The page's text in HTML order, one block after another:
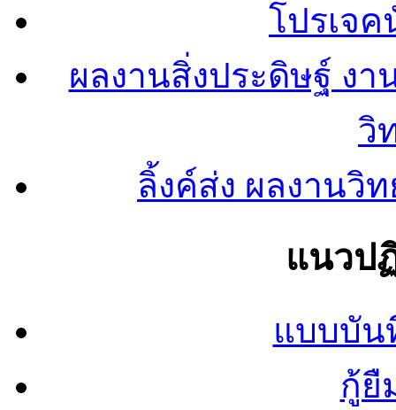
โปรเจ
ผลงานสิ่งประดิษฐ์ งา
วิ
ลิ้งค์ส่ง ผลงานวิ
แนวป
แบบบัน
กู้ยื